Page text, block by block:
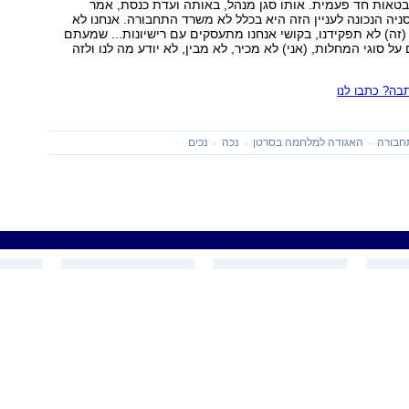
חד פעמית. אותו סגן מנהל, באותה ועדת כנסת, אמר
"האכסניה הנכונה לעניין הזה היא בכלל לא משרד התחבורה. אנחנו לא
לא תפקידנו, בקושי אנחנו מתעסקים עם רישיונות... שמעתם
על סוגי המחלות, (אני) לא מכיר, לא מבין, לא יודע מה לנו ולזה
כתבו לנו
האגודה למלחמה בסרטן נכה נכים